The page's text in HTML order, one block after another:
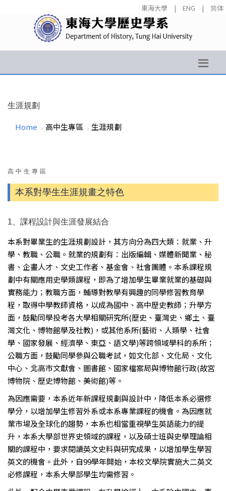
東海大學 | ENG | 简体
生涯規劃
Home 高中生專區 生涯規劃
高中生專區
本系對學生生涯規畫之特色
1、課程設計與生涯發展結合
本系對畢業生的生涯規劃設計，其方向分為四大類：就業、升
學、教職、公職。就業的規劃有：出版編輯、媒體新聞業、秘
書、企畫人才、文史工作者、基金會、社會團體。本系課程規
劃中有關應用史學類課程，即為了增加學生畢業就業的基礎與
實務能力；教職方面，輔導對教學有興趣的同學修習教育學
程，取得中學教師資格，以成為國中、高中歷史教師；升學方
面，鼓勵同學投考各大學相關研究所(歷史、臺灣史、鄉土、臺
灣文化、博物館學及社教)，或其他系所(藝術、人類學、社會
學、國家發展、經濟學、東亞、語文學)等跨領域學科的系所；
公職方面，鼓勵同學參與公職考試，如文化部、文化局、文化
中心、北高市文獻會、圖書館、國家檔案局與博物館行政(故宮
博物院、歷史博物館、美術館)等。
為因應需要，本系近年新課程規劃與設計中，降低本系必選修
學分，以增加學生修習外系或本系專業課程的機會。為因應就
業市場及全球化的趨勢，本系也相當重視學生英語能力的提
升，本系大學部世界史領域的課程，以及碩士班與史學理論相
關的課程中，要求閱讀英文史料與研究成果，以增加學生學習
英文的機會。此外，自99學年開始，本校文學院實施大二英文
必修課程，本系大學部學生均需修習。